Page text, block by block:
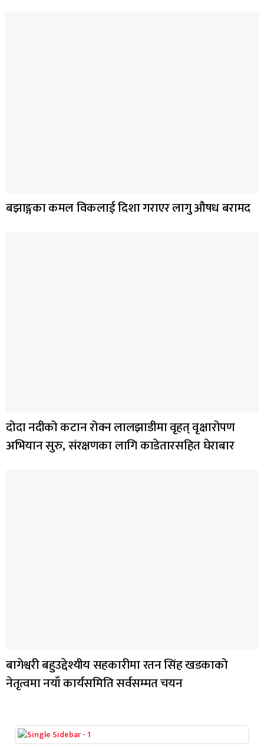
बझाङ्गका कमल विकलाई दिशा गराएर लागु औषध बरामद
दोदा नदीको कटान रोक्न लालझाडीमा वृहत् वृक्षारोपण
अभियान सुरु, संरक्षणका लागि काडेतारसहित घेराबार
बागेश्वरी बहुउद्देश्यीय सहकारीमा रतन सिंह खडकाको
नेतृत्वमा नयाँ कार्यसमिति सर्वसम्मत चयन